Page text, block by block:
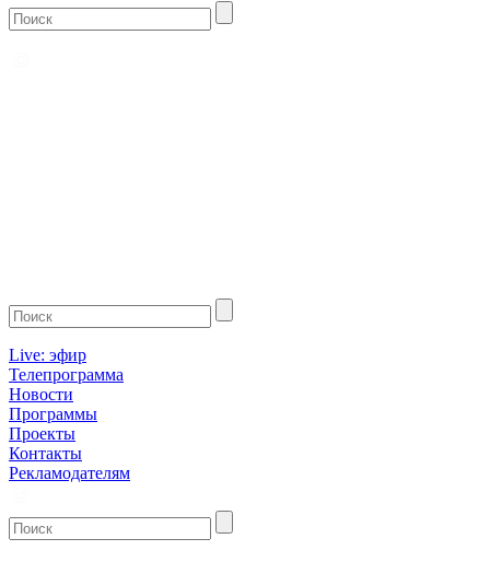
Live: эфир
Телепрограмма
Новости
Программы
Проекты
Контакты
Рекламодателям